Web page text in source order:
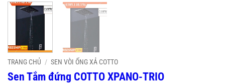
TRANG CHỦ / SEN VÒI ỐNG XẢ COTTO
Sen Tắm đứng COTTO XPANO-TRIO